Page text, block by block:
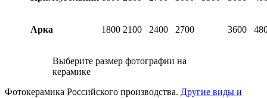
Арка 1800 2100 2400 2700 3600
Выберите размер фотографии на
керамике
Фотокерамика Российского производства. Другие виды и